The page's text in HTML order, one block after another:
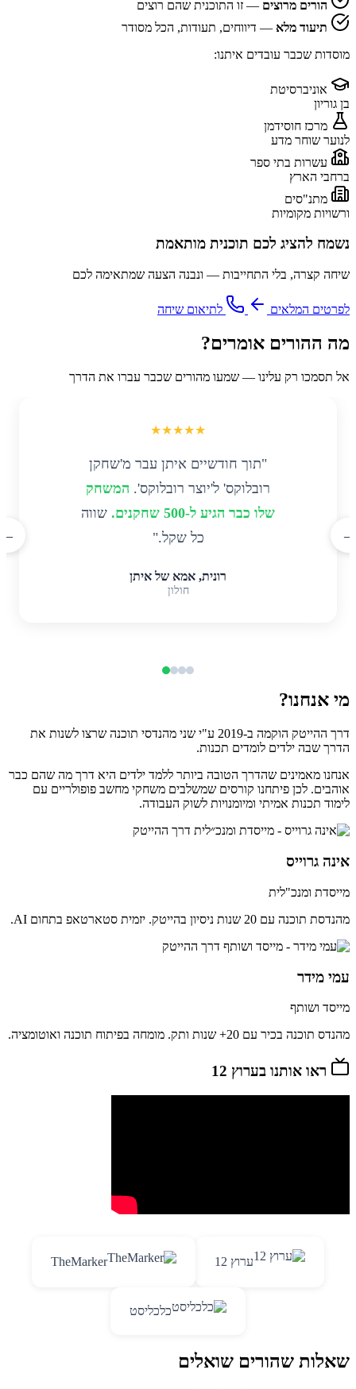
הורים מרוצים — זו התוכנית שהם רוצים
תיעוד מלא — דיווחים, תעודות, הכל מסודר
מוסדות שכבר עובדים איתנו:
אוניברסיטת
בן גוריון
מרכז חוסידמן
לנוער שוחר מדע
עשרות בתי ספר
ברחבי הארץ
מתנ"סים
ורשויות מקומיות
נשמח להציג לכם תוכנית מותאמת
שיחה קצרה, בלי התחייבות — ונבנה הצעה שמתאימה לכם
לפרטים המלאים לתיאום שיחה
מה ההורים אומרים?
אל תסמכו רק עלינו — שמעו מהורים שכבר עברו את הדרך
★★★★★
"תוך חודשיים איתן עבר מ'שחקן
רובלוקס' ל'יוצר רובלוקס'. המשחק
שלו כבר הגיע ל-500 שחקנים.
שווה
כל שקל."
רונית, אמא של איתן
חולון
→
←
מי אנחנו?
דרך ההייטק הוקמה ב-2019 ע"י שני מהנדסי תוכנה שרצו לשנות את
הדרך שבה ילדים לומדים תכנות.
אנחנו מאמינים שהדרך הטובה ביותר ללמד ילדים היא דרך מה שהם כבר
אוהבים. לכן פיתחנו קורסים שמשלבים משחקי מחשב פופולריים עם
לימוד תכנות אמיתי ומיומנויות לשוק העבודה.
אינה גרוייס
מייסדת ומנכ"לית
מהנדסת תוכנה עם 20 שנות ניסיון בהייטק. יזמית סטארטאפ בתחום AI.
עמי מידר
מייסד ושותף
מהנדס תוכנה בכיר עם 20+ שנות ותק. מומחה בפיתוח תוכנה ואוטומציה.
ראו אותנו בערוץ 12
ערוץ 12 TheMarker
כלכליסט
שאלות שהורים שואלים